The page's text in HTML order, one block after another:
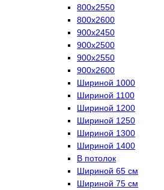
800х2550
800х2600
900х2450
900х2500
900х2550
900х2600
Шириной 1000
Шириной 1100
Шириной 1200
Шириной 1250
Шириной 1300
Шириной 1400
В потолок
Шириной 65 см
Шириной 75 см